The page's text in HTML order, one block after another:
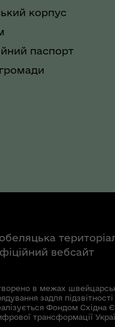
корпус
паспорт
вебсайт
в межах
задля
Фондом Східна
трансформації